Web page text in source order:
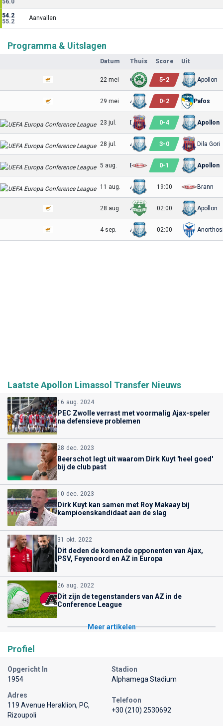
56.0
54.2
55.2
Aanvallen
Programma & Uitslagen
Datum Thuis Score Uit
22 mei Omonia 5-2 Apollon
29 mei Apollon 0-2 Pafos
23 jul. Dila Gori 0-4 Apollon
28 jul. Apollon 3-0 Dila Gori
5 aug. Brann 0-1 Apollon
11 aug. Apollon 19:00 Brann
28 aug. Aris 02:00 Apollon
4 sep. Apollon 02:00
Laatste Apollon Limassol Transfer Nieuws
16 aug. 2024
PEC Zwolle verrast met voormalig Ajax-speler
na defensieve problemen
28 dec. 2023
Beerschot legt uit waarom Dirk Kuyt 'heel goed'
bij de club past
10 dec. 2023
Dirk Kuyt kan samen met Roy Makaay bij
kampioenskandidaat aan de slag
31 okt. 2022
Dit deden de komende opponenten van Ajax,
PSV, Feyenoord en AZ in Europa
26 aug. 2022
Dit zijn de tegenstanders van AZ in de
Conference League
Meer artikelen
Profiel
Opgericht In
1954
Stadion
Alphamega Stadium
Adres
119 Avenue Heraklion, PC,
Rizoupoli
Telefoon
+30 (210) 2530692